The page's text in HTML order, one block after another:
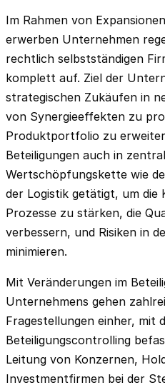
Im Rahmen von
erwerben Unternehmen
rechtlich selbstständigen
komplett auf. Ziel der
strategischen Zukäufen in
von Synergieeffekten zu
Produktportfolio zu
Beteiligungen auch in
Wertschöpfungskette wie
der Logistik getätigt, um
Prozesse zu stärken, die
verbessern, und Risiken in
minimieren.
Mit Veränderungen im
Unternehmens gehen
Fragestellungen einher, mit
Beteiligungscontrolling
Leitung von Konzernen,
Investmentfirmen bei der